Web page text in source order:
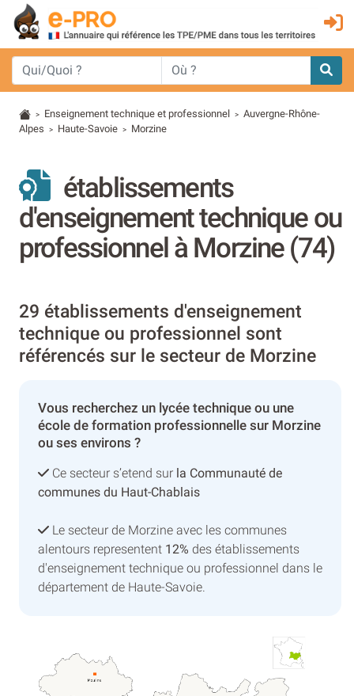
> Enseignement technique et professionnel > Auvergne-Rhône-
Alpes > Haute-Savoie > Morzine
établissements
d'enseignement technique ou
professionnel à Morzine (74)
29 établissements d'enseignement
technique ou professionnel sont
référencés sur le secteur de Morzine
Vous recherchez un lycée technique ou une
école de formation professionnelle sur Morzine
ou ses environs ?
Ce secteur s’etend sur la Communauté de
communes du Haut-Chablais
Le secteur de Morzine avec les communes
alentours representent 12% des établissements
d'enseignement technique ou professionnel dans le
département de Haute-Savoie.